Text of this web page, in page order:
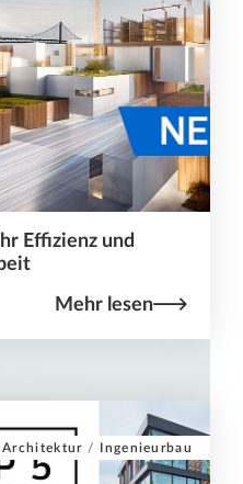
Effizienz und
Mehr lesen
Architektur / Ingenieurbau